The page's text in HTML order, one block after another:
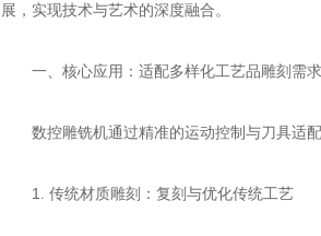
展，实现技术与艺术的深度融合。
一、核心应用：适配多样化工艺品雕刻需求
数控雕铣机通过精准的运动控制与刀具适配
1. 传统材质雕刻：复刻与优化传统工艺